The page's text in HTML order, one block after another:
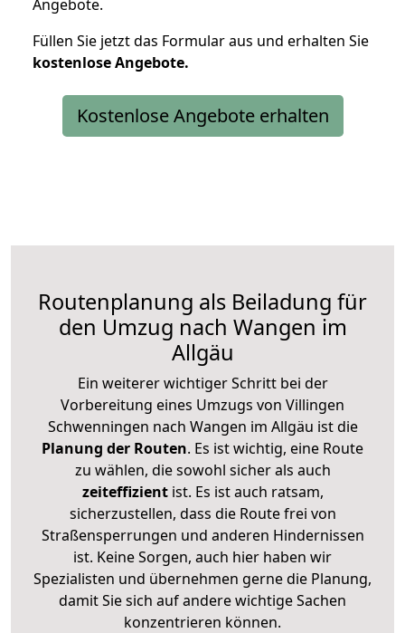
Angebote.
Füllen Sie jetzt das Formular aus und erhalten Sie
kostenloseAngebote.
Kostenlose Angebote erhalten
Routenplanung als Beiladung für
den Umzug nach Wangen im
Allgäu
Ein weiterer wichtiger Schritt bei der
Vorbereitung eines Umzugs von Villingen
Schwenningen nach Wangen im Allgäu ist die
Planung der Routen. Es ist wichtig, eine Route
zu wählen, die sowohl sicher als auch
zeiteffizientist. Es ist auch ratsam,
sicherzustellen, dass die Route frei von
Straßensperrungen und anderen Hindernissen
ist. Keine Sorgen, auch hier haben wir
Spezialisten und übernehmen gerne die Planung,
damit Sie sich auf andere wichtige Sachen
konzentrieren können.